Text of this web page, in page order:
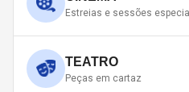
Estreias e sessões
TEATRO
Peças em cartaz